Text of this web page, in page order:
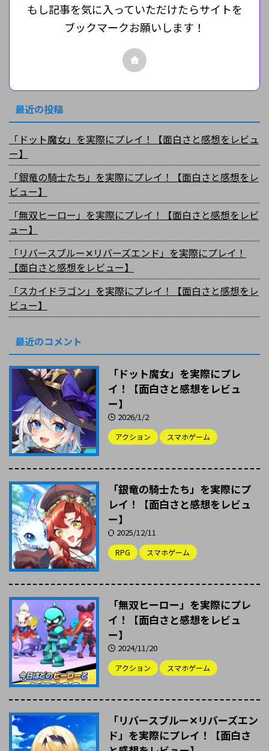
もし記事を気に入っていただけたらサイトを
ブックマークお願いします！
最近の投稿
「ドット魔女」を実際にプレイ！【面白さと感想をレビュ
ー】
「銀竜の騎士たち」を実際にプレイ！【面白さと感想をレ
ビュー】
「無双ヒーロー」を実際にプレイ！【面白さと感想をレビ
ュー】
「リバースブルー✕リバーズエンド」を実際にプレイ！
【面白さと感想をレビュー】
「スカイドラゴン」を実際にプレイ！【面白さと感想をレ
ビュー】
最近のコメント
「ドット魔女」を実際にプレ
イ！【面白さと感想をレビュ
ー】
2026/1/2
アクション スマホゲーム
「銀竜の騎士たち」を実際にプ
レイ！【面白さと感想をレビュ
ー】
2025/12/11
RPG スマホゲーム
「無双ヒーロー」を実際にプレ
イ！【面白さと感想をレビュ
ー】
2024/11/20
アクション スマホゲーム
「リバースブルー✕リバーズエン
ド」を実際にプレイ！【面白さ